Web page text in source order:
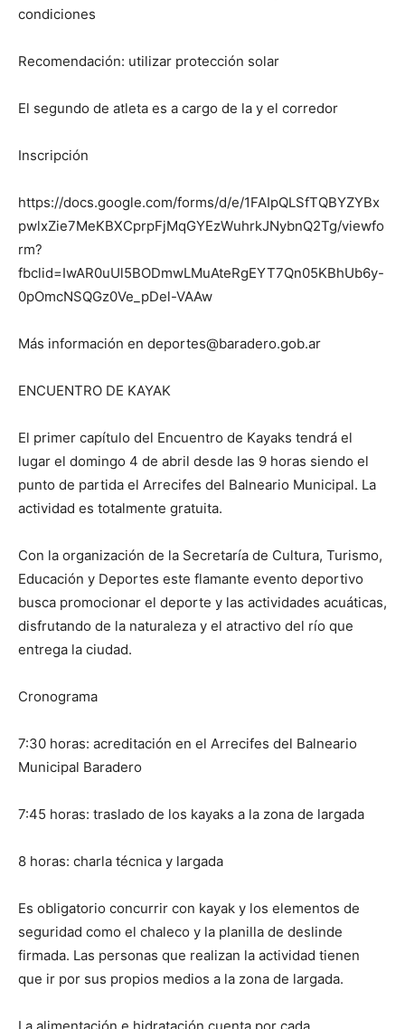
condiciones
Recomendación: utilizar protección solar
El segundo de atleta es a cargo de la y el corredor
Inscripción
https://docs.google.com/forms/d/e/1FAIpQLSfTQBYZYBx
pwlxZie7MeKBXCprpFjMqGYEzWuhrkJNybnQ2Tg/viewfo
rm?
fbclid=IwAR0uUl5BODmwLMuAteRgEYT7Qn05KBhUb6y-
0pOmcNSQGz0Ve_pDel-VAAw
Más información en deportes@baradero.gob.ar
ENCUENTRO DE KAYAK
El primer capítulo del Encuentro de Kayaks tendrá el
lugar el domingo 4 de abril desde las 9 horas siendo el
punto de partida el Arrecifes del Balneario Municipal. La
actividad es totalmente gratuita.
Con la organización de la Secretaría de Cultura, Turismo,
Educación y Deportes este flamante evento deportivo
busca promocionar el deporte y las actividades acuáticas,
disfrutando de la naturaleza y el atractivo del río que
entrega la ciudad.
Cronograma
7:30 horas: acreditación en el Arrecifes del Balneario
Municipal Baradero
7:45 horas: traslado de los kayaks a la zona de largada
8 horas: charla técnica y largada
Es obligatorio concurrir con kayak y los elementos de
seguridad como el chaleco y la planilla de deslinde
firmada. Las personas que realizan la actividad tienen
que ir por sus propios medios a la zona de largada.